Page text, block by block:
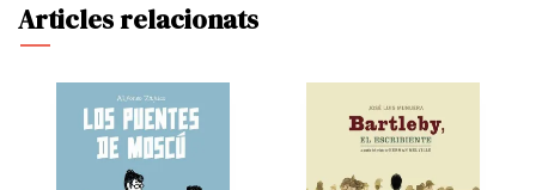
Articles relacionats